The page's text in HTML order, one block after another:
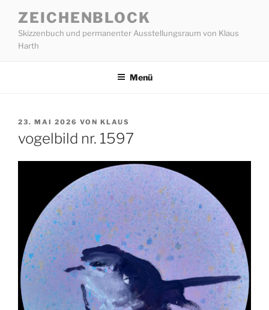
Inhalt
springen
ZEICHENBLOCK
Skizzenbuch und permanenter Ausstellungsraum von Klaus
Harth
Menü
VERÖFFENTLICHT
23. MAI 2026 VON KLAUS
vogelbild nr. 1597